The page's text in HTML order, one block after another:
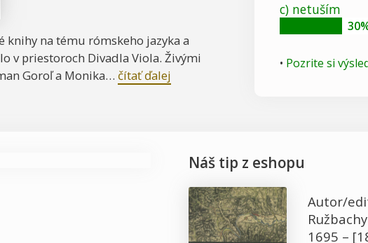
knihy na tému rómskeho jazyka a
v priestoroch Divadla Viola. Živými
Goroľ a Monika… čítať ďalej
c) netuším
• Pozrite si
Náš tip z eshopu
Autor/
1695 –